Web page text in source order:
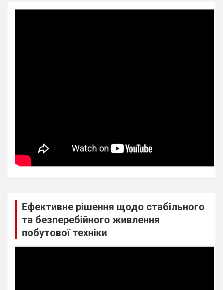
Ефективне рішення щодо стабільного
та безперебійного живлення
побутової техніки